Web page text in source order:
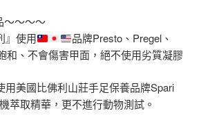
～～～～
』使用
品牌Presto、Pregel、
和、不會傷害甲面，絕不使用劣質凝膠
用美國比佛利山莊手足保養品牌Spari
萃取精華，更不進行動物測試。